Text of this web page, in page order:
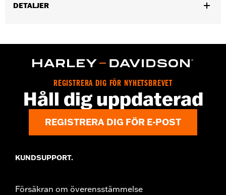
DETALJER
Sold Separately:Conchos
Leather
In the Box:1 leather rosette and lacing strap
d.com/warrantyfor full details
REGISTRERA DIG FÖR NYHETSBREVET
Håll dig uppdaterad
REGISTRERA DIG FÖR E-POST
KUNDSUPPORT.
Försäkran om överensstämmelse